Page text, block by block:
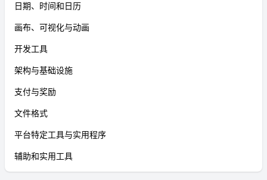
日期、时间和日历
画布、可视化与动画
开发工具
架构与基础设施
支付与奖励
文件格式
平台特定工具与实用程序
辅助和实用工具